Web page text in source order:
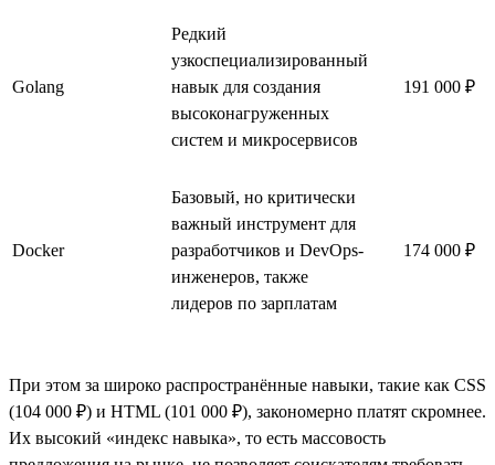
Golang
Редкий
узкоспециализированный
навык для создания
высоконагруженных
систем и микросервисов
191 000 ₽
Docker
Базовый, но критически
важный инструмент для
разработчиков и DevOps-
инженеров, также
лидеров по зарплатам
174 000 ₽
При этом за широко распространённые навыки, такие как CSS
(104 000 ₽) и HTML (101 000 ₽), закономерно платят скромнее.
Их высокий «индекс навыка», то есть массовость